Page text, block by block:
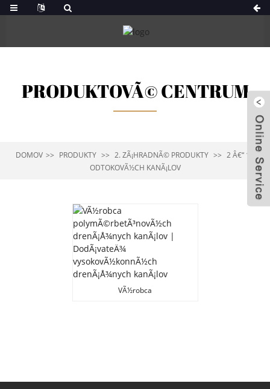
PRODUKTOVÃ© CENTRUM
DOMOV PRODUKTY 2. ZÃ¡HRADNÃ© PRODUKTY
2 Â€“ 16
ODTOKOVÃ½CH KANÃ¡LOV
VÃ½robca